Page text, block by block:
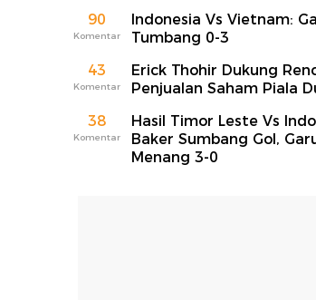
90
Komentar
Indonesia Vs Vietnam:
Tumbang 0-3
43
Komentar
Erick Thohir Dukung
Penjualan Saham Piala
38
Komentar
Hasil Timor Leste Vs
Baker Sumbang Gol,
Menang 3-0